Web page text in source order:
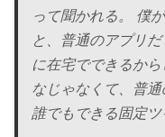
って聞かれる。 僕
と、普通のアプリ
に在宅でできるか
なじゃなくて、普通
誰でもできる固定ツ